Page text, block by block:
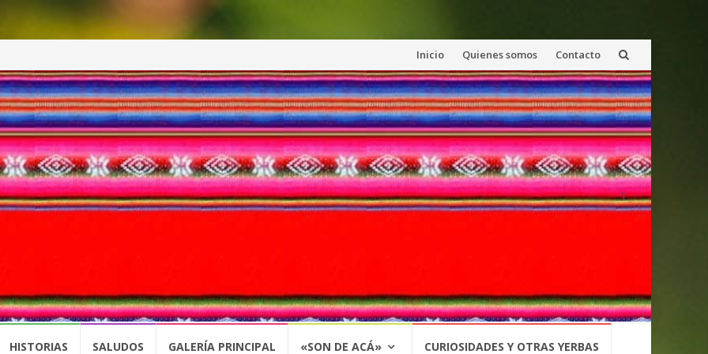
Saltar
al
contenido
Inicio Quienes somos Contacto
1
HISTORIAS SALUDOS GALERÍA PRINCIPAL «SON DE ACÁ» CURIOSIDADES Y OTRAS YERBAS